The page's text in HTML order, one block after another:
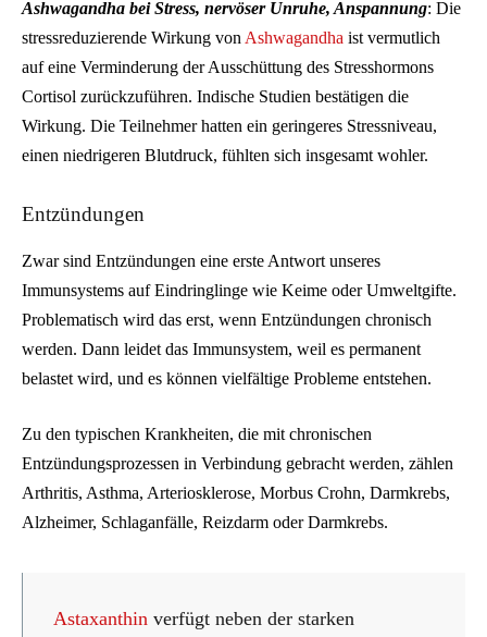
Ashwagandha bei Stress, nervöser Unruhe, Anspannung: Die
stressreduzierende Wirkung von Ashwagandha ist vermutlich
auf eine Verminderung der Ausschüttung des Stresshormons
Cortisol zurückzuführen. Indische Studien bestätigen die
Wirkung. Die Teilnehmer hatten ein geringeres Stressniveau,
einen niedrigeren Blutdruck, fühlten sich insgesamt wohler.
Entzündungen
Zwar sind Entzündungen eine erste Antwort unseres
Immunsystems auf Eindringlinge wie Keime oder Umweltgifte.
Problematisch wird das erst, wenn Entzündungen chronisch
werden. Dann leidet das Immunsystem, weil es permanent
belastet wird, und es können vielfältige Probleme entstehen.
Zu den typischen Krankheiten, die mit chronischen
Entzündungsprozessen in Verbindung gebracht werden, zählen
Arthritis, Asthma, Arteriosklerose, Morbus Crohn, Darmkrebs,
Alzheimer, Schlaganfälle, Reizdarm oder Darmkrebs.
Astaxanthin verfügt neben der starken